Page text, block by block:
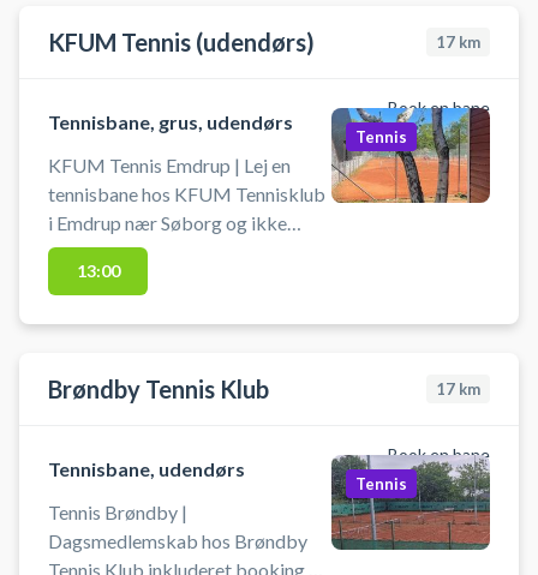
KFUM Tennis (udendørs) 17 km
Book en bane
Tennisbane, grus, udendørs
KFUM Tennis Emdrup | Lej en
tennisbane hos KFUM Tennisklub
i Emdrup nær Søborg og ikke
langt fra Hellerup. Book
tennisbanen og spil tennis på
Tennis
13:00
Brøndby Tennis Klub 17 km
Book en bane
Tennisbane, udendørs
Tennis Brøndby |
Dagsmedlemskab hos Brøndby
Tennis Klub inkluderet booking af
Tennis